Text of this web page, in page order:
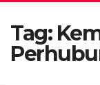
Tag: